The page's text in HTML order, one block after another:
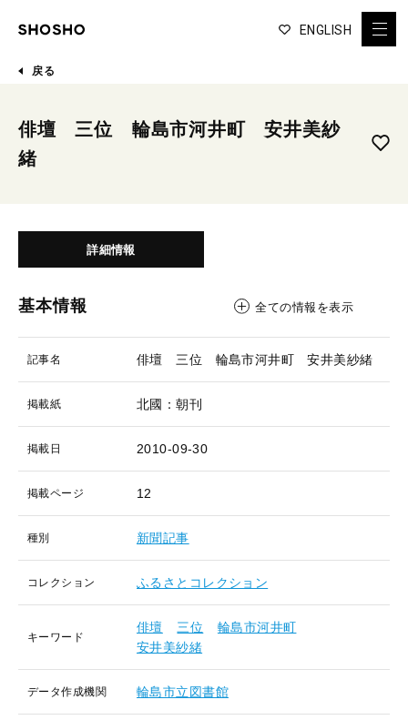
ENGLISH
戻る
俳壇 三位 輪島市河井町 安井美紗
緒
詳細情報
基本情報 全ての情報を表示
記事名 俳壇 三位 輪島市河井町 安井美紗緒
掲載紙 北國：朝刊
掲載日 2010-09-30
掲載ページ 12
種別 新聞記事
コレクション ふるさとコレクション
キーワード
俳壇 三位
輪島市河井町
安井美紗緒
データ作成機関 輪島市立図書館